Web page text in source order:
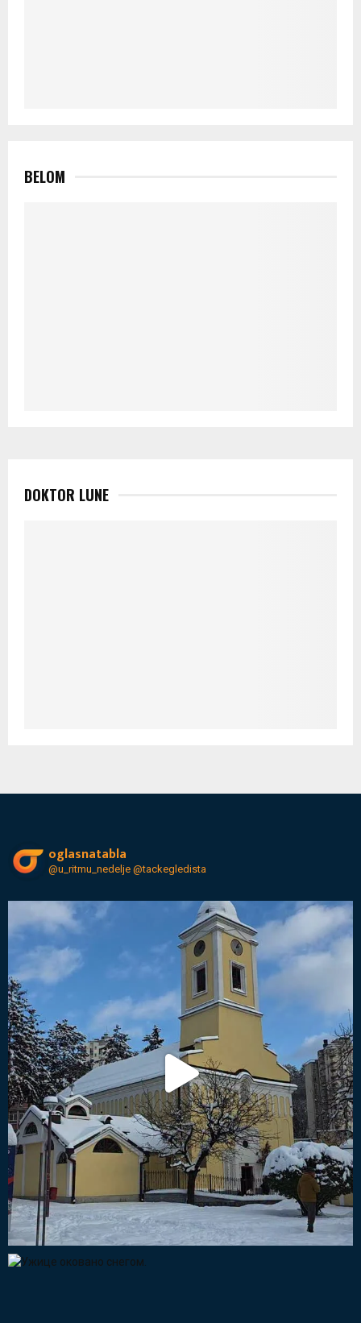
BELOM
DOKTOR LUNE
oglasnatabla
@u_ritmu_nedelje @tackegledista